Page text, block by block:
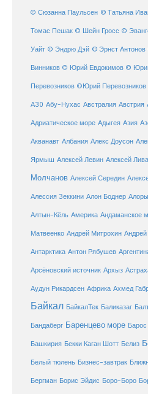
© Сюзанна Паульсен © Татьяна
Томас Пешак © Шейн Гросс ©
Уайт © Эндрю Дэй © Эрнст Антонов
Винников © Юрий Евдокимов ©
Перевозников ©Юрий Перевозников
А30 Абу-Нухас Австралия Австрия
Адриатическое море Адыгея Азия
Акванавт Албания Алекс Доусон
Ярмыш Алексей Левин Алексей
Молчанов Алексей Середин
Алессия Зеккини Алон Боднер Алоры
Алтын-Кёль Америка Андаманское
Матвеенко Андрей Митрохин
Антарктика Антон Рябушев
Арсёновский источник Архыз
Аудун Рикардсен Африка Ахмед
Байкал БайкалТек Баликазаг
Бандаберг Баренцево море Барос
Башкирия Бекки Каган Шотт Белиз
Белый тюлень Бизнес-завтрак
Бергман Борис Эйдис Боро-Боро